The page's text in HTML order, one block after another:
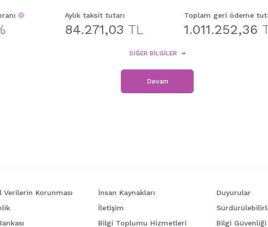
Aylık taksit tutarı
84.271,03 TL
Toplam geri ödeme
1.011.252,36
DİĞER BİLGİLER
Devam
Verilerin Korunması
İnsan Kaynakları
İletişim
Bilgi Toplumu Hizmetleri
Duyurular
Bilgi Güvenliği